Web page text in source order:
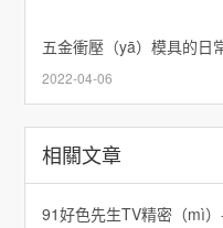
五金衝壓（yā）模具的日
2022-04-06
相關文章
91好色先生TV精密（mì